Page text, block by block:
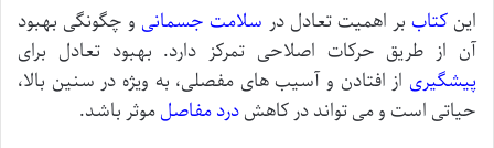
اینکتاب بر اهمیت تعادل در سلامت جسمانی و چگونگی بهبود
آن از طریق حرکات اصلاحی تمرکز دارد. بهبود تعادل برای
پیشگیری از افتادن و آسیب های مفصلی، به ویژه در سنین بالا،
حیاتی است و می تواند در کاهشدرد مفاصلموثر باشد.